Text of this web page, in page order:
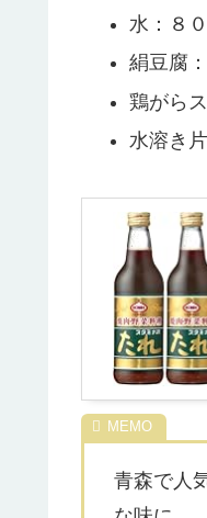
水：８０
絹豆腐
鶏がら
水溶き
青森で人